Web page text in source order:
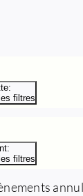
:
filtres
:
filtres